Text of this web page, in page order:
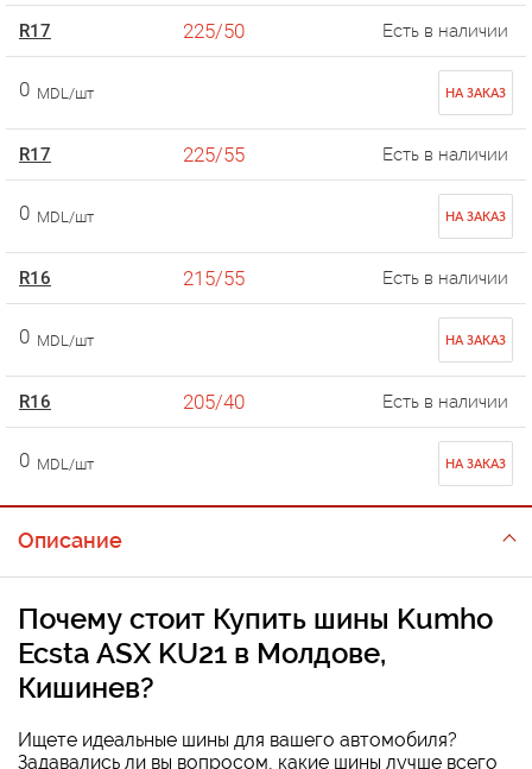
R17 225/50 Есть в наличии
0 MDL/шт НА ЗАКАЗ
R17 225/55 Есть в наличии
0 MDL/шт НА ЗАКАЗ
R16 215/55 Есть в наличии
0 MDL/шт НА ЗАКАЗ
R16 205/40 Есть в наличии
0 MDL/шт НА ЗАКАЗ
Описание
Почему стоит Купить шины Kumho
Ecsta ASX KU21 в Молдове,
Кишинев?
Ищете идеальные шины для вашего автомобиля?
Задавались ли вы вопросом, какие шины лучше всего